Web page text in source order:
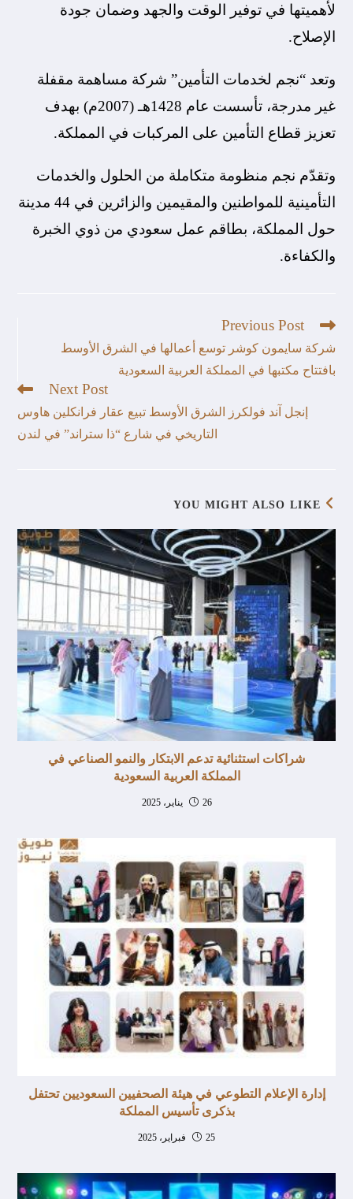
لأهميتها في توفير الوقت والجهد وضمان جودة
الإصلاح.
وتعد “نجم لخدمات التأمين” شركة مساهمة مقفلة
غير مدرجة، تأسست عام 1428هـ (2007م) بهدف
تعزيز قطاع التأمين على المركبات في المملكة.
وتقدّم نجم منظومة متكاملة ‏من الحلول والخدمات
التأمينية ‏‎للمواطنين والمقيمين والزائرين في 44‏‎ ‎مدينة
حول المملكة، بطاقم عمل سعودي من ذوي الخبرة
والكفاءة.
Previous Post
شركة سايمون كوشر توسع أعمالها في الشرق الأوسط
بافتتاح مكتبها في المملكة العربية السعودية
Next Post
إنجل آند فولكرز الشرق الأوسط تبيع عقار فرانكلين هاوس
التاريخي في شارع “ذا ستراند” في لندن
YOU MIGHT ALSO LIKE
شراكات استثنائية تدعم الابتكار والنمو الصناعي في
المملكة العربية السعودية
26 يناير، 2025
إدارة الإعلام التطوعي في هيئة الصحفيين السعوديين تحتفل
بذكرى تأسيس المملكة
25 فبراير، 2025